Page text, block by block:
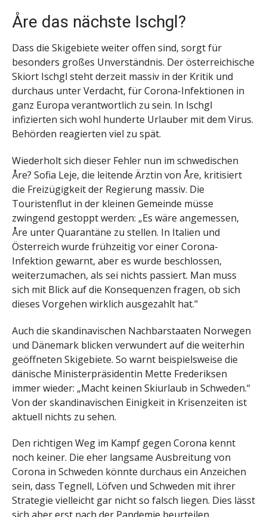
Åre das nächste Ischgl?
Dass die Skigebiete weiter offen sind, sorgt für
besonders großes Unverständnis. Der österreichische
Skiort Ischgl steht derzeit massiv in der Kritik und
durchaus unter Verdacht, für Corona-Infektionen in
ganz Europa verantwortlich zu sein. In Ischgl
infizierten sich wohl hunderte Urlauber mit dem Virus.
Behörden reagierten viel zu spät.
Wiederholt sich dieser Fehler nun im schwedischen
Åre? Sofia Leje, die leitende Ärztin von Åre, kritisiert
die Freizügigkeit der Regierung massiv. Die
Touristenflut in der kleinen Gemeinde müsse
zwingend gestoppt werden: „Es wäre angemessen,
Åre unter Quarantäne zu stellen. In Italien und
Österreich wurde frühzeitig vor einer Corona-
Infektion gewarnt, aber es wurde beschlossen,
weiterzumachen, als sei nichts passiert. Man muss
sich mit Blick auf die Konsequenzen fragen, ob sich
dieses Vorgehen wirklich ausgezahlt hat."
Auch die skandinavischen Nachbarstaaten Norwegen
und Dänemark blicken verwundert auf die weiterhin
geöffneten Skigebiete. So warnt beispielsweise die
dänische Ministerpräsidentin Mette Frederiksen
immer wieder: „Macht keinen Skiurlaub in Schweden.“
Von der skandinavischen Einigkeit in Krisenzeiten ist
aktuell nichts zu sehen.
Den richtigen Weg im Kampf gegen Corona kennt
noch keiner. Die eher langsame Ausbreitung von
Corona in Schweden könnte durchaus ein Anzeichen
sein, dass Tegnell, Löfven und Schweden mit ihrer
Strategie vielleicht gar nicht so falsch liegen. Dies lässt